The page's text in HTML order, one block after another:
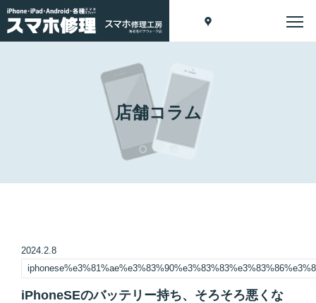
店舗コラム
2024.2.8
iPhoneSEのバッテリー持ち、そろそろ悪くな